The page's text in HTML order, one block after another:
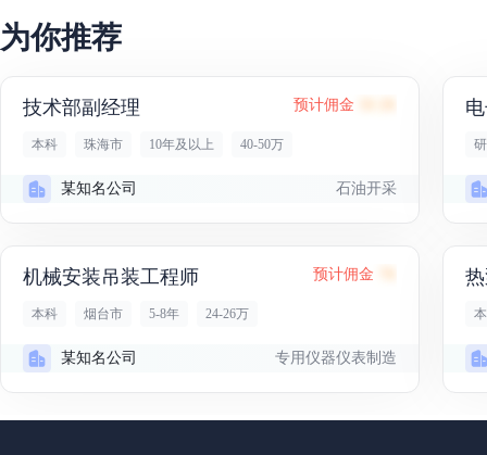
为你推荐
技术部副经理 预计佣金
本科 珠海市 10年及以上 40-50万
某知名公司 石油开采
机械安装吊装工程师 预计佣金
本科 烟台市 5-8年 24-26万
某知名公司 专用仪器仪表制造